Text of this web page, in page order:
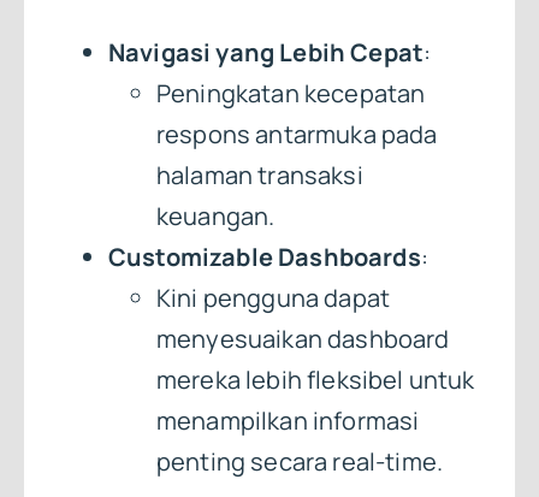
Navigasi yang Lebih Cepat:
Peningkatan kecepatan
respons antarmuka pada
halaman transaksi
keuangan.
Customizable Dashboards:
Kini pengguna dapat
menyesuaikan dashboard
mereka lebih fleksibel untuk
menampilkan informasi
penting secara real-time.